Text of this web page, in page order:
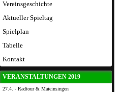
Vereinsgeschichte
Aktueller Spieltag
Spielplan
Tabelle
Kontakt
VERANSTALTUNGEN 2019
27.4. - Radtour & Maieinsingen